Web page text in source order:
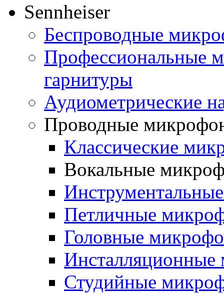
Sennheiser
Беспроводные
Профессиональные
гарнитуры
Аудиометрические
Проводные
Классические
Вокальные
Петличные
Головные
Студийные